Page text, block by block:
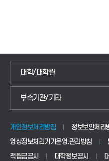
대학/대학원
IoT전자공학과
전기공학과
정보통신공학과
소프트웨어공학과
부속기관/기타
국제교류센터
교양교육센터
학생상담센터
개인정보처리방침 정보보안처리
영상정보처리기기운영.관리방침
적립금공시
대학정보공시